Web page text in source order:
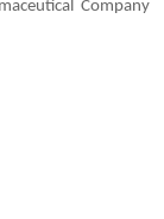
Company